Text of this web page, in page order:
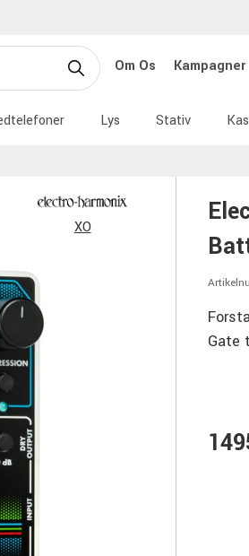
Om Os Kampagner
Lys Stativ
XO
Gate